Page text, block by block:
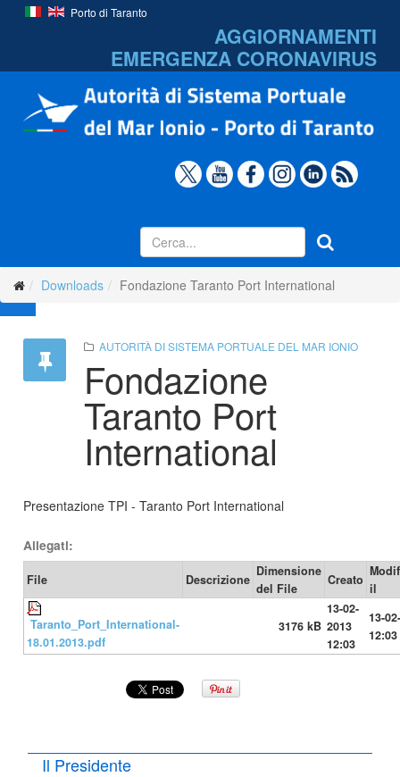
Porto di Taranto
AGGIORNAMENTI
EMERGENZA CORONAVIRUS
Downloads Fondazione Taranto Port International
AUTORITÀ DI SISTEMA PORTUALE DEL MAR IONIO
Fondazione
Taranto Port
International
Presentazione TPI - Taranto Port International
Allegati:
File Descrizione
Dimensione
del File
Creato
il
Taranto_Port_International-
18.01.2013.pdf
3176 kB
13-02-
2013
12:03
13-
12:03
Il Presidente